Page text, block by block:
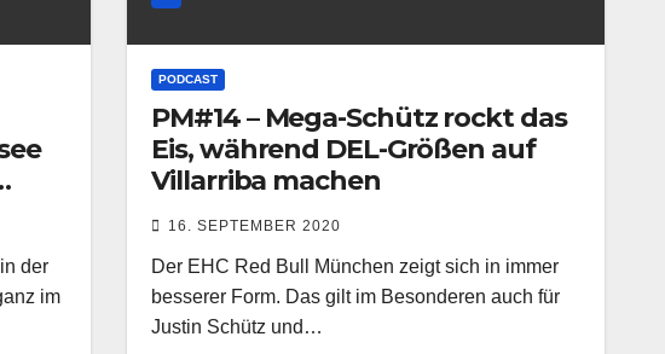
der
im
PODCAST
PM#14 – Mega-Schütz rockt das
Eis, während DEL-Größen auf
Villarriba machen
16. SEPTEMBER 2020
Der EHC Red Bull München zeigt sich in immer
besserer Form. Das gilt im Besonderen auch für
Justin Schütz und…